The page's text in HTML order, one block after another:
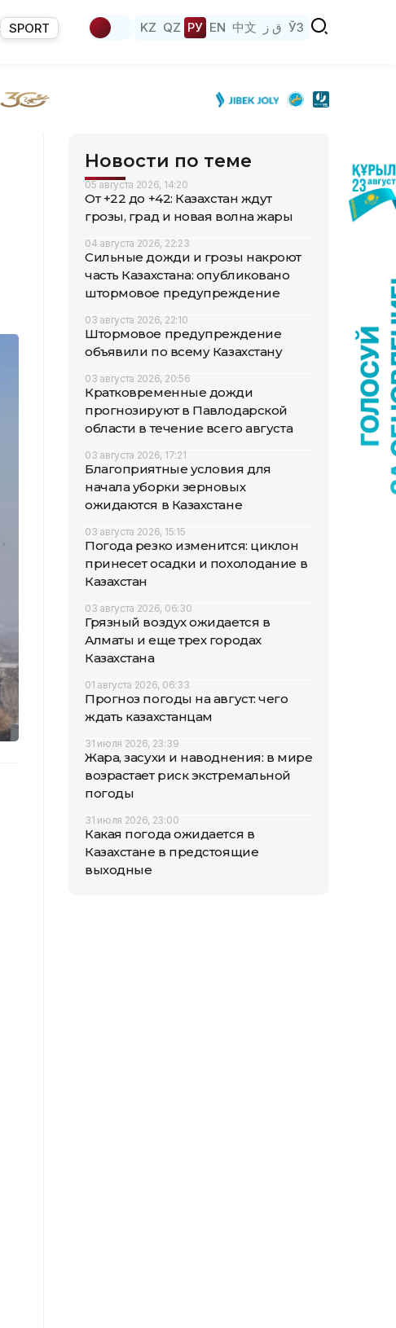
SPORT KZ QZ РУ EN 中文 ق ز ЎЗ
Новости по теме
05 августа 2026, 14:20
От +22 до +42: Казахстан ждут
грозы, град и новая волна жары
04 августа 2026, 22:23
Сильные дожди и грозы накроют
часть Казахстана: опубликовано
штормовое предупреждение
03 августа 2026, 22:10
Штормовое предупреждение
объявили по всему Казахстану
03 августа 2026, 20:56
Кратковременные дожди
прогнозируют в Павлодарской
области в течение всего августа
03 августа 2026, 17:21
Благоприятные условия для
начала уборки зерновых
ожидаются в Казахстане
03 августа 2026, 15:15
Погода резко изменится: циклон
принесет осадки и похолодание в
Казахстан
03 августа 2026, 06:30
Грязный воздух ожидается в
Алматы и еще трех городах
Казахстана
01 августа 2026, 06:33
Прогноз погоды на август: чего
ждать казахстанцам
31 июля 2026, 23:39
Жара, засухи и наводнения: в мире
возрастает риск экстремальной
погоды
31 июля 2026, 23:00
Какая погода ожидается в
Казахстане в предстоящие
выходные